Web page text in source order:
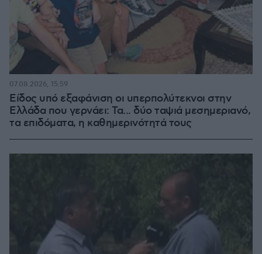
Είδος υπό εξαφάνιση οι υπερπολύτεκνοι στην
Ελλάδα που γερνάει: Τα... δύο ταψιά μεσημεριανό,
τα επιδόματα, η καθημερινότητά τους
07.08.2026, 15:59